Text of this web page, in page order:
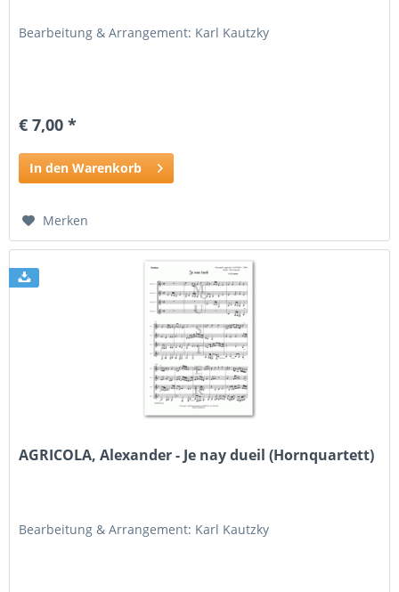
Bearbeitung & Arrangement: Karl Kautzky
€ 7,00 *
In den Warenkorb
Merken
AGRICOLA, Alexander - Je nay dueil (Hornquartett)
Bearbeitung & Arrangement: Karl Kautzky